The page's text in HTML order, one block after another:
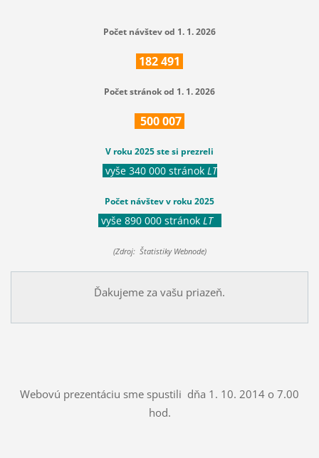
Počet návštev od 1. 1. 2026
182491
Počet stránok od 1. 1. 2026
500007
V roku 2025 ste si prezreli
vyše 340 000 stránok LT
Počet návštev v roku 2025
vyše 890 000 stránok LT
(Zdroj: Štatistiky Webnode)
Ďakujeme za vašu priazeň.
Webovú prezentáciu sme spustili dňa 1. 10. 2014 o 7.00
hod.